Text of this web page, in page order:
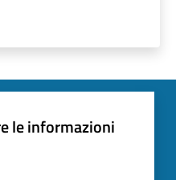
le informazioni